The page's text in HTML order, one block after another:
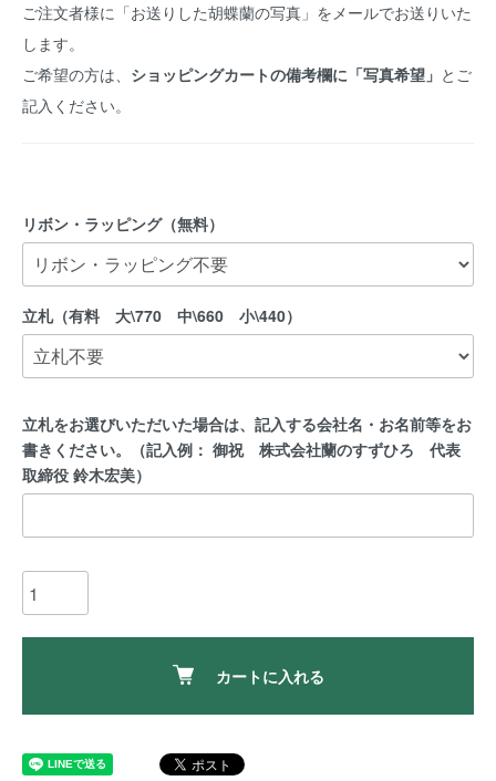
ご注文者様に「お送りした胡蝶蘭の写真」をメールでお送りいた
します。
ご希望の方は、 ショッピングカートの備考欄に「写真希望」 とご
記入ください。
リボン・ラッピング（無料）
立札（有料 大\770 中\660 小\440）
立札をお選びいただいた場合は、記入する会社名・お名前等をお
書きください。（記入例： 御祝 株式会社蘭のすずひろ 代表
取締役 鈴木宏美）
カートに入れる